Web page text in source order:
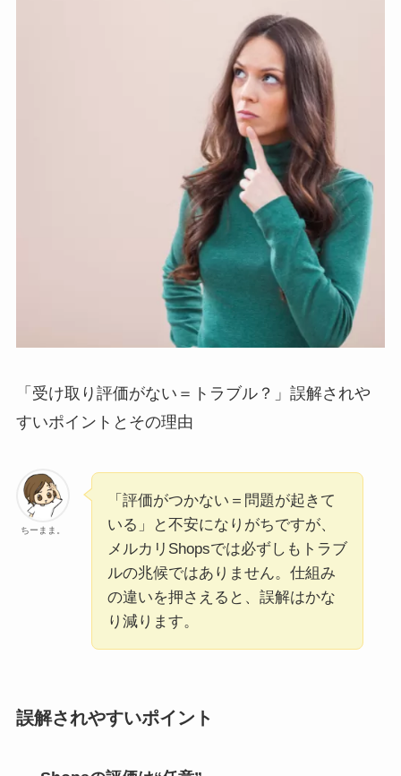
「受け取り評価がない＝トラブル？」誤解されや
すいポイントとその理由
ちーまま。
「評価がつかない＝問題が起きて
いる」と不安になりがちですが、
メルカリShopsでは必ずしもトラブ
ルの兆候ではありません。仕組み
の違いを押さえると、誤解はかな
り減ります。
誤解されやすいポイント